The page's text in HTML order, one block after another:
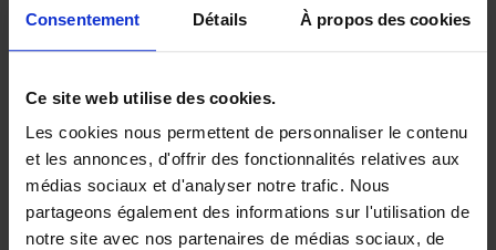
Consentement Détails À propos des cookies
Ce site web utilise des cookies.
Les cookies nous permettent de personnaliser le contenu
et les annonces, d'offrir des fonctionnalités relatives aux
médias sociaux et d'analyser notre trafic. Nous
partageons également des informations sur l'utilisation de
notre site avec nos partenaires de médias sociaux, de
Stijn Viaene
Couverture souple
2026 159
Ajouter au panier